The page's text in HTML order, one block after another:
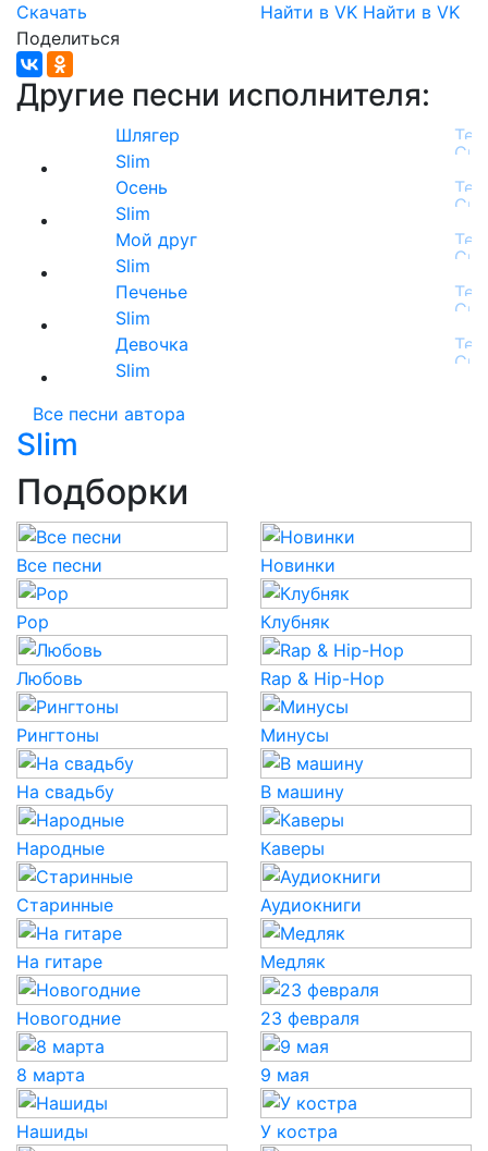
Скачать
Найти в VK Найти в VK
Поделиться
Другие песни исполнителя:
Шлягер
Slim
Осень
Slim
Мой друг
Slim
Печенье
Slim
Девочка
Slim
Все песни автора
Slim
Подборки
Все песни Новинки
Pop Клубняк
Любовь Rap & Hip-Hop
Рингтоны Минусы
На свадьбу В машину
Народные Каверы
Старинные Аудиокниги
На гитаре Медляк
Новогодние 23 февраля
8 марта 9 мая
Нашиды У костра